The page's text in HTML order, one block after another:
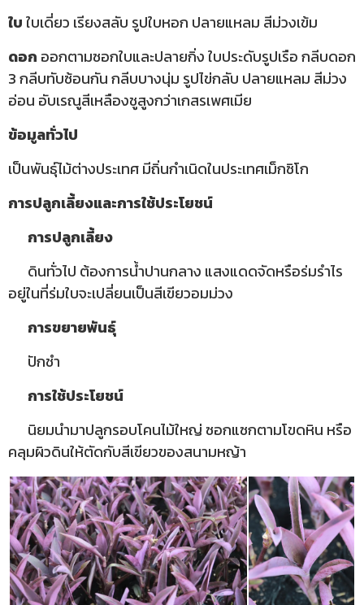
ใบใบเดี่ยว เรียงสลับ รูปใบหอก ปลายแหลม สีม่วงเข้ม
ดอก ออกตามซอกใบและปลายกิ่ง ใบประดับรูปเรือ กลีบดอก
3 กลีบทับซ้อนกัน กลีบบางนุ่ม รูปไข่กลับ ปลายแหลม สีม่วง
อ่อน อับเรณูสีเหลืองชูสูงกว่าเกสรเพศเมีย
ข้อมูลทั่วไป
เป็นพันธุ์ไม้ต่างประเทศ มีถิ่นกำเนิดในประเทศเม็กซิโก
การปลูกเลี้ยงและการใช้ประโยชน์
การปลูกเลี้ยง
ดินทั่วไป ต้องการน้ำปานกลาง แสงแดดจัดหรือร่มรำไร
อยู่ในที่ร่มใบจะเปลี่ยนเป็นสีเขียวอมม่วง
การขยายพันธุ์
ปักชำ
การใช้ประโยชน์
นิยมนำมาปลูกรอบโคนไม้ใหญ่ ซอกแซกตามโขดหิน หรือ
คลุมผิวดินให้ตัดกับสีเขียวของสนามหญ้า